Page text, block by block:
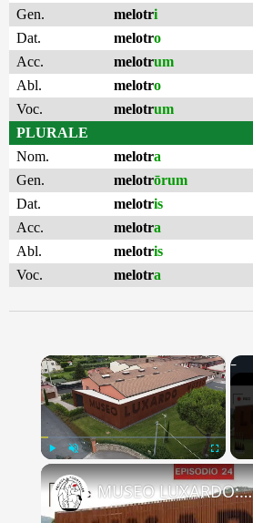
Gen.
melotri
Dat.
melotro
Acc.
melotrum
Abl.
melotro
Voc.
melotrum
PLURALE
Nom.
melotra
Gen.
melotrōrum
Dat.
melotris
Acc.
melotra
Abl.
melotris
Voc.
melotra
×
Fullscreen
MUSEO LUXARDO: Un Viaggio nel Tempo e nel Gusto